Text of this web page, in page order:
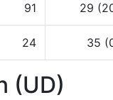
91 29
24 35
(UD)